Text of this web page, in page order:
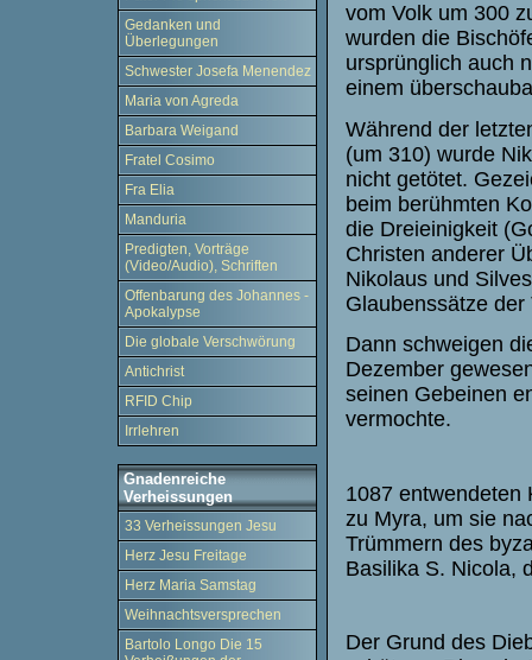
Gedanken und
Überlegungen
Schwester Josefa Menendez
Maria von Agreda
Barbara Weigand
Fratel Cosimo
Fra Elia
Manduria
Predigten, Vorträge
(Video/Audio), Schriften
Offenbarung des Johannes -
Apokalypse
Die globale Verschwörung
Antichrist
RFID Chip
Irrlehren
Gnadenreiche
Verheissungen
33 Verheissungen Jesu
Herz Jesu Freitage
Herz Maria Samstag
Weihnachtsversprechen
Bartolo Longo Die 15
vom Volk um 300
wurden die
ursprünglich auch
einem
Während der
(um 310) wurde
nicht getötet.
beim berühmten
die Dreieinigkeit
Christen anderer
Nikolaus und
Glaubenssätze der
Dann schweigen
Dezember
seinen Gebeinen
vermochte.
1087 entwendeten
zu Myra, um sie
Trümmern des
Basilika S. Nicola,
Der Grund des